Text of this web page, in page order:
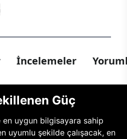
İncelemeler
Güç
uygun bilgisayara sahip
uyumlu şekilde çalışacak, en